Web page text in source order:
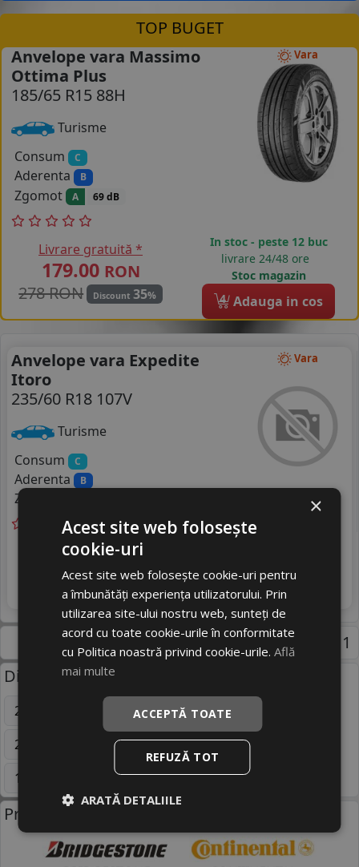
TOP BUGET
Vara
Anvelope vara Massimo
Ottima Plus
185/65 R15 88H
Turisme
Consum
C
Aderenta B
Zgomot A 69 dB
Livrare gratuită *
179.00 RON
278 RON
Discount 35%
In stoc - peste 12 buc
livrare 24/48 ore
Stoc magazin
4 Adauga in cos
Vara
Anvelope vara Expedite
Itoro
235/60 R18 107V
Turisme
Consum
C
Aderenta B
Zgomot
Livrare gratuită *
291RON
319 RON
Discount8% Adauga in cos
Pagina 1
Dimensiuni uzuale anvelope:
205/55 R16 195/65 R15
225/45 R17
225/75 R16C
195/75 R16C
235/65 R16C
185/65 R14
195/60 R16C Mai multe
Producatori anvelope:
×
Acest site web folosește
cookie-uri
Acest site web folosește cookie-uri pentru
a îmbunătăți experiența utilizatorului. Prin
utilizarea site-ului nostru web, sunteți de
acord cu toate cookie-urile în conformitate
cu Politica noastră privind cookie-urile.Află
mai multe
ACCEPTĂ TOATE
REFUZĂ TOT
ARATĂ DETALIILE